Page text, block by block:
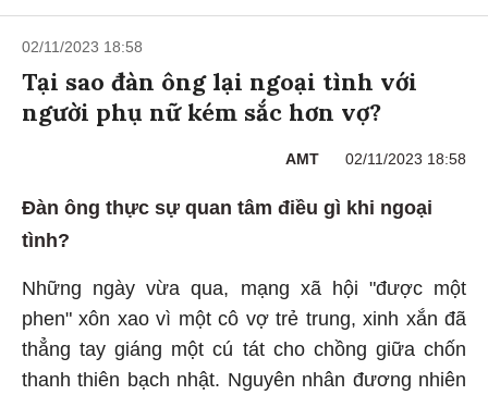
02/11/2023 18:58
Tại sao đàn ông lại ngoại tình với
người phụ nữ kém sắc hơn vợ?
AMT 02/11/2023 18:58
Đàn ông thực sự quan tâm điều gì khi ngoại
tình?
Những ngày vừa qua, mạng xã hội "được một
phen" xôn xao vì một cô vợ trẻ trung, xinh xắn đã
thẳng tay giáng một cú tát cho chồng giữa chốn
thanh thiên bạch nhật. Nguyên nhân đương nhiên